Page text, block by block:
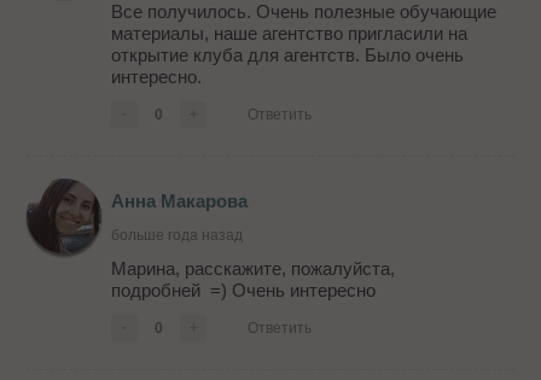
Все получилось. Очень полезные обучающие
материалы, наше агентство пригласили на
открытие клуба для агентств. Было очень
интересно.
0 Ответить
Анна Макарова
больше года назад
Марина, расскажите, пожалуйста,
подробней =) Очень интересно
0 Ответить